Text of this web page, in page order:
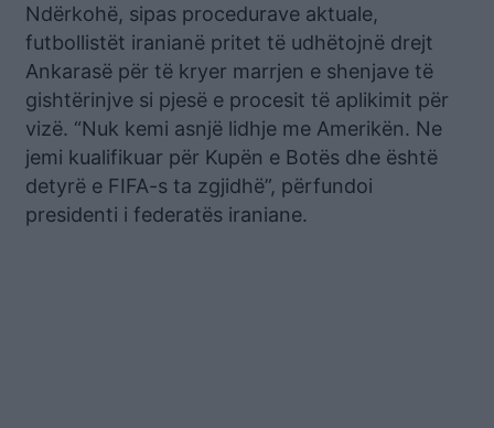
Ndërkohë, sipas procedurave aktuale,
futbollistët iranianë pritet të udhëtojnë drejt
Ankarasë për të kryer marrjen e shenjave të
gishtërinjve si pjesë e procesit të aplikimit për
vizë. “Nuk kemi asnjë lidhje me Amerikën. Ne
jemi kualifikuar për Kupën e Botës dhe është
detyrë e FIFA-s ta zgjidhë”, përfundoi
presidenti i federatës iraniane.